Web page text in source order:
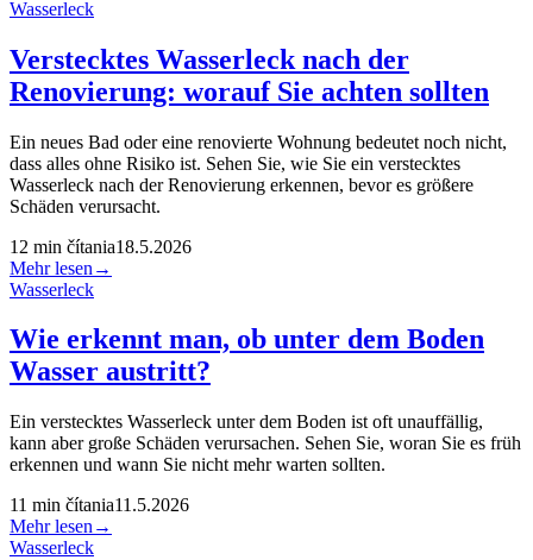
Wasserleck
Verstecktes Wasserleck nach der
Renovierung: worauf Sie achten sollten
Ein neues Bad oder eine renovierte Wohnung bedeutet noch nicht,
dass alles ohne Risiko ist. Sehen Sie, wie Sie ein verstecktes
Wasserleck nach der Renovierung erkennen, bevor es größere
Schäden verursacht.
12 min čítania18.5.2026
Mehr lesen →
Wasserleck
Wie erkennt man, ob unter dem Boden
Wasser austritt?
Ein verstecktes Wasserleck unter dem Boden ist oft unauffällig,
kann aber große Schäden verursachen. Sehen Sie, woran Sie es früh
erkennen und wann Sie nicht mehr warten sollten.
11 min čítania11.5.2026
Mehr lesen →
Wasserleck